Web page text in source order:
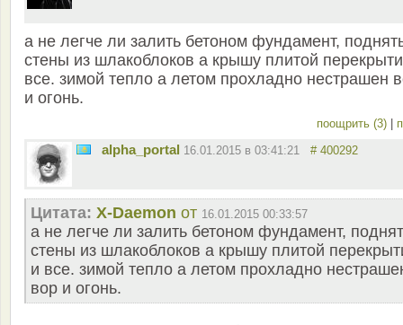
а не легче ли залить бетоном фундамент,
стены из шлакоблоков а крышу плитой
все. зимой тепло а летом прохладно нестрашен
и огонь.
поощрить (3) |
alpha_portal 16.01.2015 в 03:41:21 # 400292
Цитата: X-Daemon от 16.01.2015 00:33:57
а не легче ли залить бетоном фундамент,
стены из шлакоблоков а крышу плитой
и все. зимой тепло а летом прохладно
вор и огонь.